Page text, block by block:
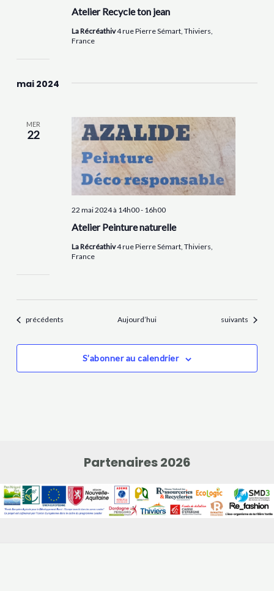
Atelier Recycle ton jean
La Récréathiv4 rue Pierre Sémart, Thiviers,
France
mai 2024
MER
22
Atelier Peinture naturelle
22 mai 2024 à 14h00- 16h00
La Récréathiv4 rue Pierre Sémart, Thiviers,
France
Évènements
précédents Aujourd’hui Évènements
suivants
S’abonner au calendrier
Partenaires 2026